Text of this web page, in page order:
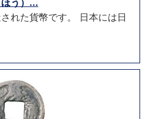
れた貨幣です。 日本には日